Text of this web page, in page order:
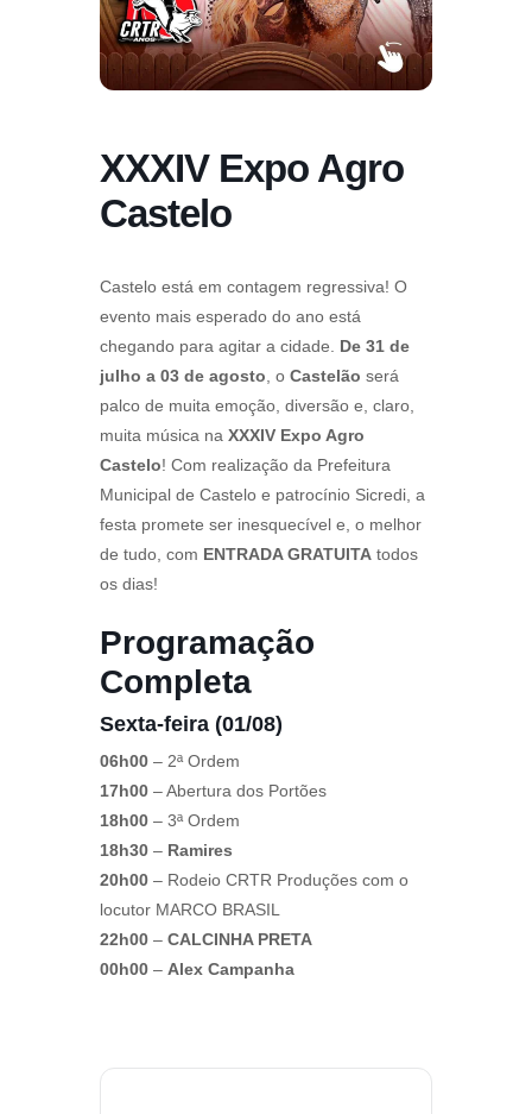
XXXIV Expo Agro
Castelo
Castelo está em contagem regressiva! O
evento mais esperado do ano está
chegando para agitar a cidade. De 31 de
julho a 03 de agosto , o Castelão será
palco de muita emoção, diversão e, claro,
muita música na XXXIV Expo Agro
Castelo! Com realização da Prefeitura
Municipal de Castelo e patrocínio Sicredi, a
festa promete ser inesquecível e, o melhor
de tudo, com ENTRADA GRATUITA todos
os dias!
Programação
Completa
Sexta-feira (01/08)
06h00 – 2ª Ordem
17h00 – Abertura dos Portões
18h00 – 3ª Ordem
18h30 – Ramires
20h00 – Rodeio CRTR Produções com o
locutor MARCO BRASIL
22h00 – CALCINHA PRETA
00h00 – Alex Campanha